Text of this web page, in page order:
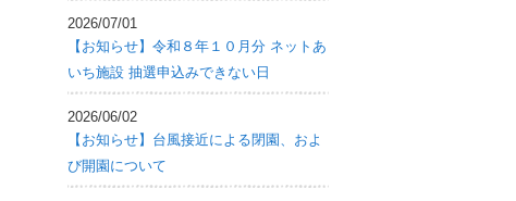
2026/07/01
【お知らせ】令和８年１０月分 ネットあ
いち施設 抽選申込みできない日
2026/06/02
【お知らせ】台風接近による閉園、およ
び開園について